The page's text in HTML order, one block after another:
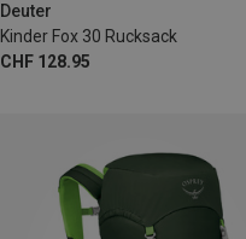
Deuter
Kinder Fox 30 Rucksack
CHF 128.95